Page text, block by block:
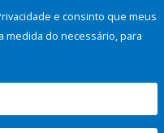
e consinto que meus
medida do necessário, para